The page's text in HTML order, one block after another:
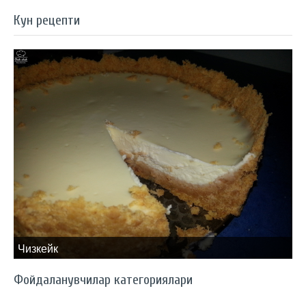
Кун рецепти
Чизкейк
Фойдаланувчилар категориялари